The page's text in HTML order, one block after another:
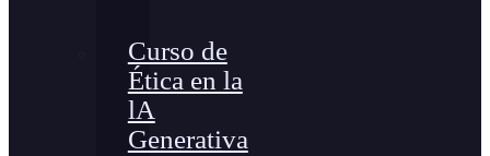
Curso de
Ética en la
lA
Generativa